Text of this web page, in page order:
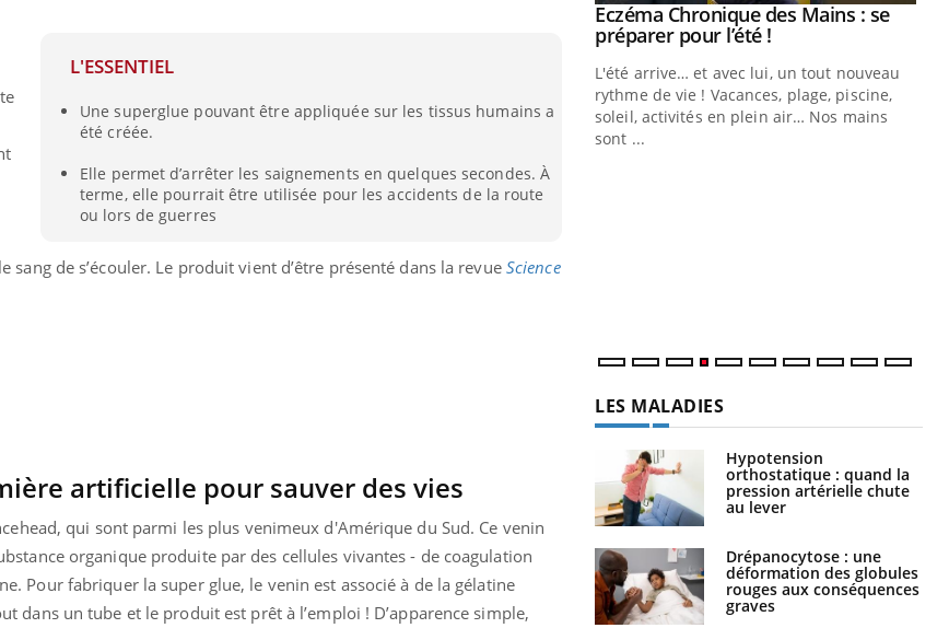
L'ESSENTIEL
Une superglue pouvant être appliquée sur les tissus humains a
été créée.
Elle permet d’arrêter les saignements en quelques secondes. À
terme, elle pourrait être utilisée pour les accidents de la route
ou lors de guerres
de s’écouler. Le produit vient d’être présenté dans la revueScience
artificielle pour sauver des vies
qui sont parmi les plus venimeux d'Amérique du Sud. Ce venin
organique produite par des cellules vivantes - de coagulation
Pour fabriquer la super glue, le venin est associé à de la gélatine
dans un tube et le produit est prêt à l’emploi ! D’apparence simple,
irritabilité, brouillard mental ou
Les symptômes de la
en fer sont multiples ce qui la rendpatients comme parfois chez les soignants.
Youtube
Eczéma Chronique des Mains : se
préparer pour l’été !Youtube
L'été arrive… et avec lui, un tout nouveau
rythme de vie ! Vacances, plage, piscine,
soleil, activités en plein air… Nos mains
sont ...
LES MALADIES
Hypotension
orthostatique : quand la
pression artérielle chute
au lever
Drépanocytose : une
déformation des globules
rouges aux conséquences
graves